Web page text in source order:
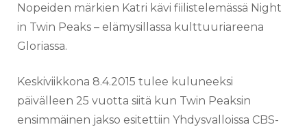
Nopeiden märkien Katri kävi fiilistelemässä Night
in Twin Peaks – elämysillassa kulttuuriareena
Gloriassa.
Keskiviikkona 8.4.2015 tulee kuluneeksi
päivälleen 25 vuotta siitä kun Twin Peaksin
ensimmäinen jakso esitettiin Yhdysvalloissa CBS-